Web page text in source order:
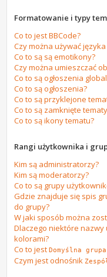
Formatowanie i typy
Co to jest BBCode?
Czy można używać języka
Co to są są emotikony?
Czy można umieszczać
Co to są ogłoszenia
Co to są ogłoszenia?
Co to są przyklejone
Co to są zamknięte
Co to są ikony tematu?
Rangi użytkownika i
Kim są administratorzy?
Kim są moderatorzy?
Co to są grupy
Gdzie znajduje się spis
do grupy?
W jaki sposób można
Dlaczego niektóre
kolorami?
Co to jestDomyślna
Czym jest odnośnik